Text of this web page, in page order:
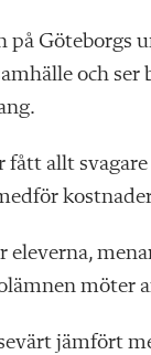
på Göteborgs
och
allt
möter
jämfört